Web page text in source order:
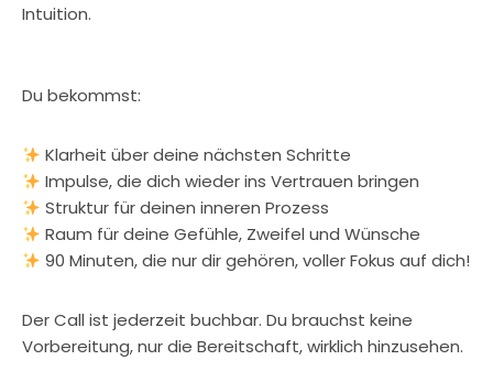
Intuition.
Du bekommst:
Klarheit über deine nächsten Schritte
Impulse, die dich wieder ins Vertrauen bringen
Struktur für deinen inneren Prozess
Raum für deine Gefühle, Zweifel und Wünsche
90 Minuten, die nur dir gehören, voller Fokus auf dich!
Der Call ist jederzeit buchbar. Du brauchst keine
Vorbereitung, nur die Bereitschaft, wirklich hinzusehen.